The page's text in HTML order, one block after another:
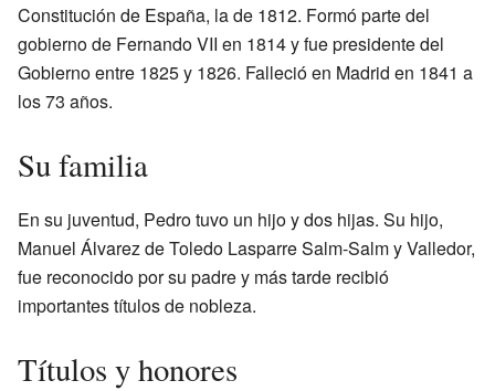
Constitución de España, la de 1812. Formó parte del
gobierno de Fernando VII en 1814 y fue presidente del
Gobierno entre 1825 y 1826. Falleció en Madrid en 1841 a
los 73 años.
Su familia
En su juventud, Pedro tuvo un hijo y dos hijas. Su hijo,
Manuel Álvarez de Toledo Lasparre Salm-Salm y Valledor,
fue reconocido por su padre y más tarde recibió
importantes títulos de nobleza.
Títulos y honores